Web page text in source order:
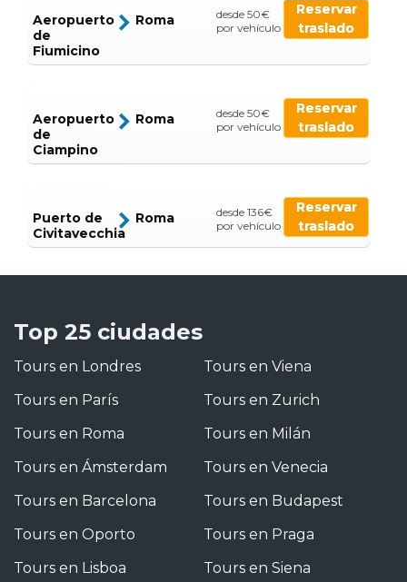
Aeropuerto
de
Fiumicino
Roma
desde 50€
por vehículo
Reservar
traslado
Aeropuerto
de
Ciampino
Roma
desde 50€
por vehículo
Reservar
traslado
Puerto de
Civitavecchia
Roma
desde 136€
por vehículo
Reservar
traslado
Top 25 ciudades
Tours en Londres
Tours en París
Tours en Roma
Tours en Ámsterdam
Tours en Barcelona
Tours en Oporto
Tours en Lisboa
Tours en Viena
Tours en Zurich
Tours en Milán
Tours en Venecia
Tours en Budapest
Tours en Praga
Tours en Siena